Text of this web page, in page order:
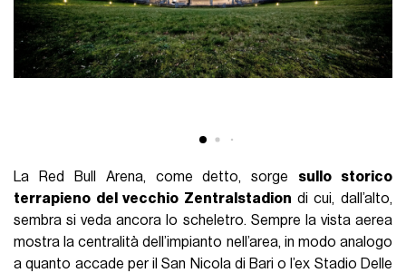
La Red Bull Arena, come detto, sorge sullo storico
terrapieno del vecchio Zentralstadion di cui, dall’alto,
sembra si veda ancora lo scheletro. Sempre la vista aerea
mostra la centralità dell’impianto nell’area, in modo analogo
a quanto accade per il San Nicola di Bari o l’ex Stadio Delle